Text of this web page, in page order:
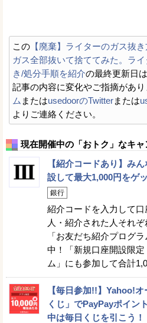
この 【廃棄】ライターのガス抜
ガス全部抜いて捨ててみた。ラ
き/処分手順を紹介の最終更新日
記事の内容に変化やご指摘があり
ム またはusedoorのTwitterまたは
よりご連絡ください。
現在開催中の「おトク」なキ
【紹介コードあり】み
設して最大1,000円をゲ
銀行
紹介コードを入力して
人・紹介された人それ
「お友だち紹介プログ
中！「新規口座開設限
ム」にも参加して合計
【毎日参加!!】Yahoo!
くじ」でPayPayポイン
中は毎日くじを引こう！